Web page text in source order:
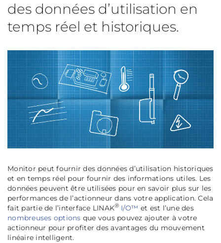
des données d’utilisation en
temps réel et historiques.
Monitor peut fournir des données d’utilisation historiques
et en temps réel pour fournir des informations utiles. Les
données peuvent être utilisées pour en savoir plus sur les
performances de l’actionneur dans votre application. Cela
fait partie de l’interface LINAK® I/O™ et est l’une des
nombreuses options que vous pouvez ajouter à votre
actionneur pour profiter des avantages du mouvement
linéaire intelligent.